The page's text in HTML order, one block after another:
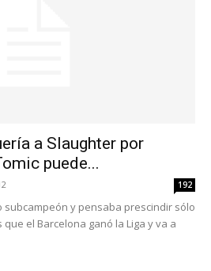
a Slaughter por
puede...
192
subcampeón y pensaba prescindir sólo
el Barcelona ganó la Liga y va a